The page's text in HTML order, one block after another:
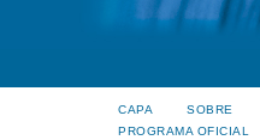
CAPA SOBRE
PROGRAMA OFICIAL